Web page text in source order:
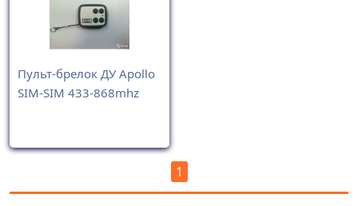
Пульт-брелок ДУ Apollo
SIM-SIM 433-868mhz
1